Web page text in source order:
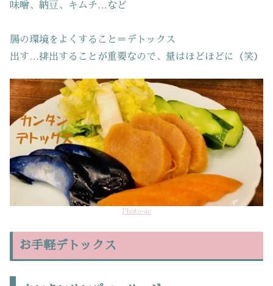
味噌、納豆、キムチ…など
腸の環境をよくすること＝デトックス
出す…排出することが重要なので、量はほどほどに（笑）
Photo-ac
お手軽デトックス